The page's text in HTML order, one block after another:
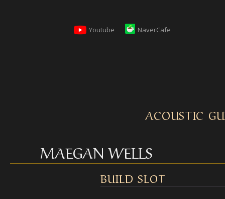
Youtube NaverCafe
ACOUSTIC
MAEGAN WELLS
BUILD SLOT